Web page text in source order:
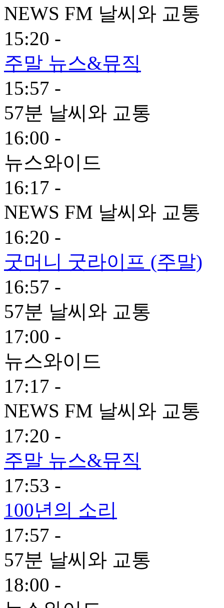
NEWS FM 날씨와 교통
15:20 -
주말 뉴스&뮤직
15:57 -
57분 날씨와 교통
16:00 -
뉴스와이드
16:17 -
NEWS FM 날씨와 교통
16:20 -
굿머니 굿라이프 (주말)
16:57 -
57분 날씨와 교통
17:00 -
뉴스와이드
17:17 -
NEWS FM 날씨와 교통
17:20 -
주말 뉴스&뮤직
17:53 -
100년의 소리
17:57 -
57분 날씨와 교통
18:00 -